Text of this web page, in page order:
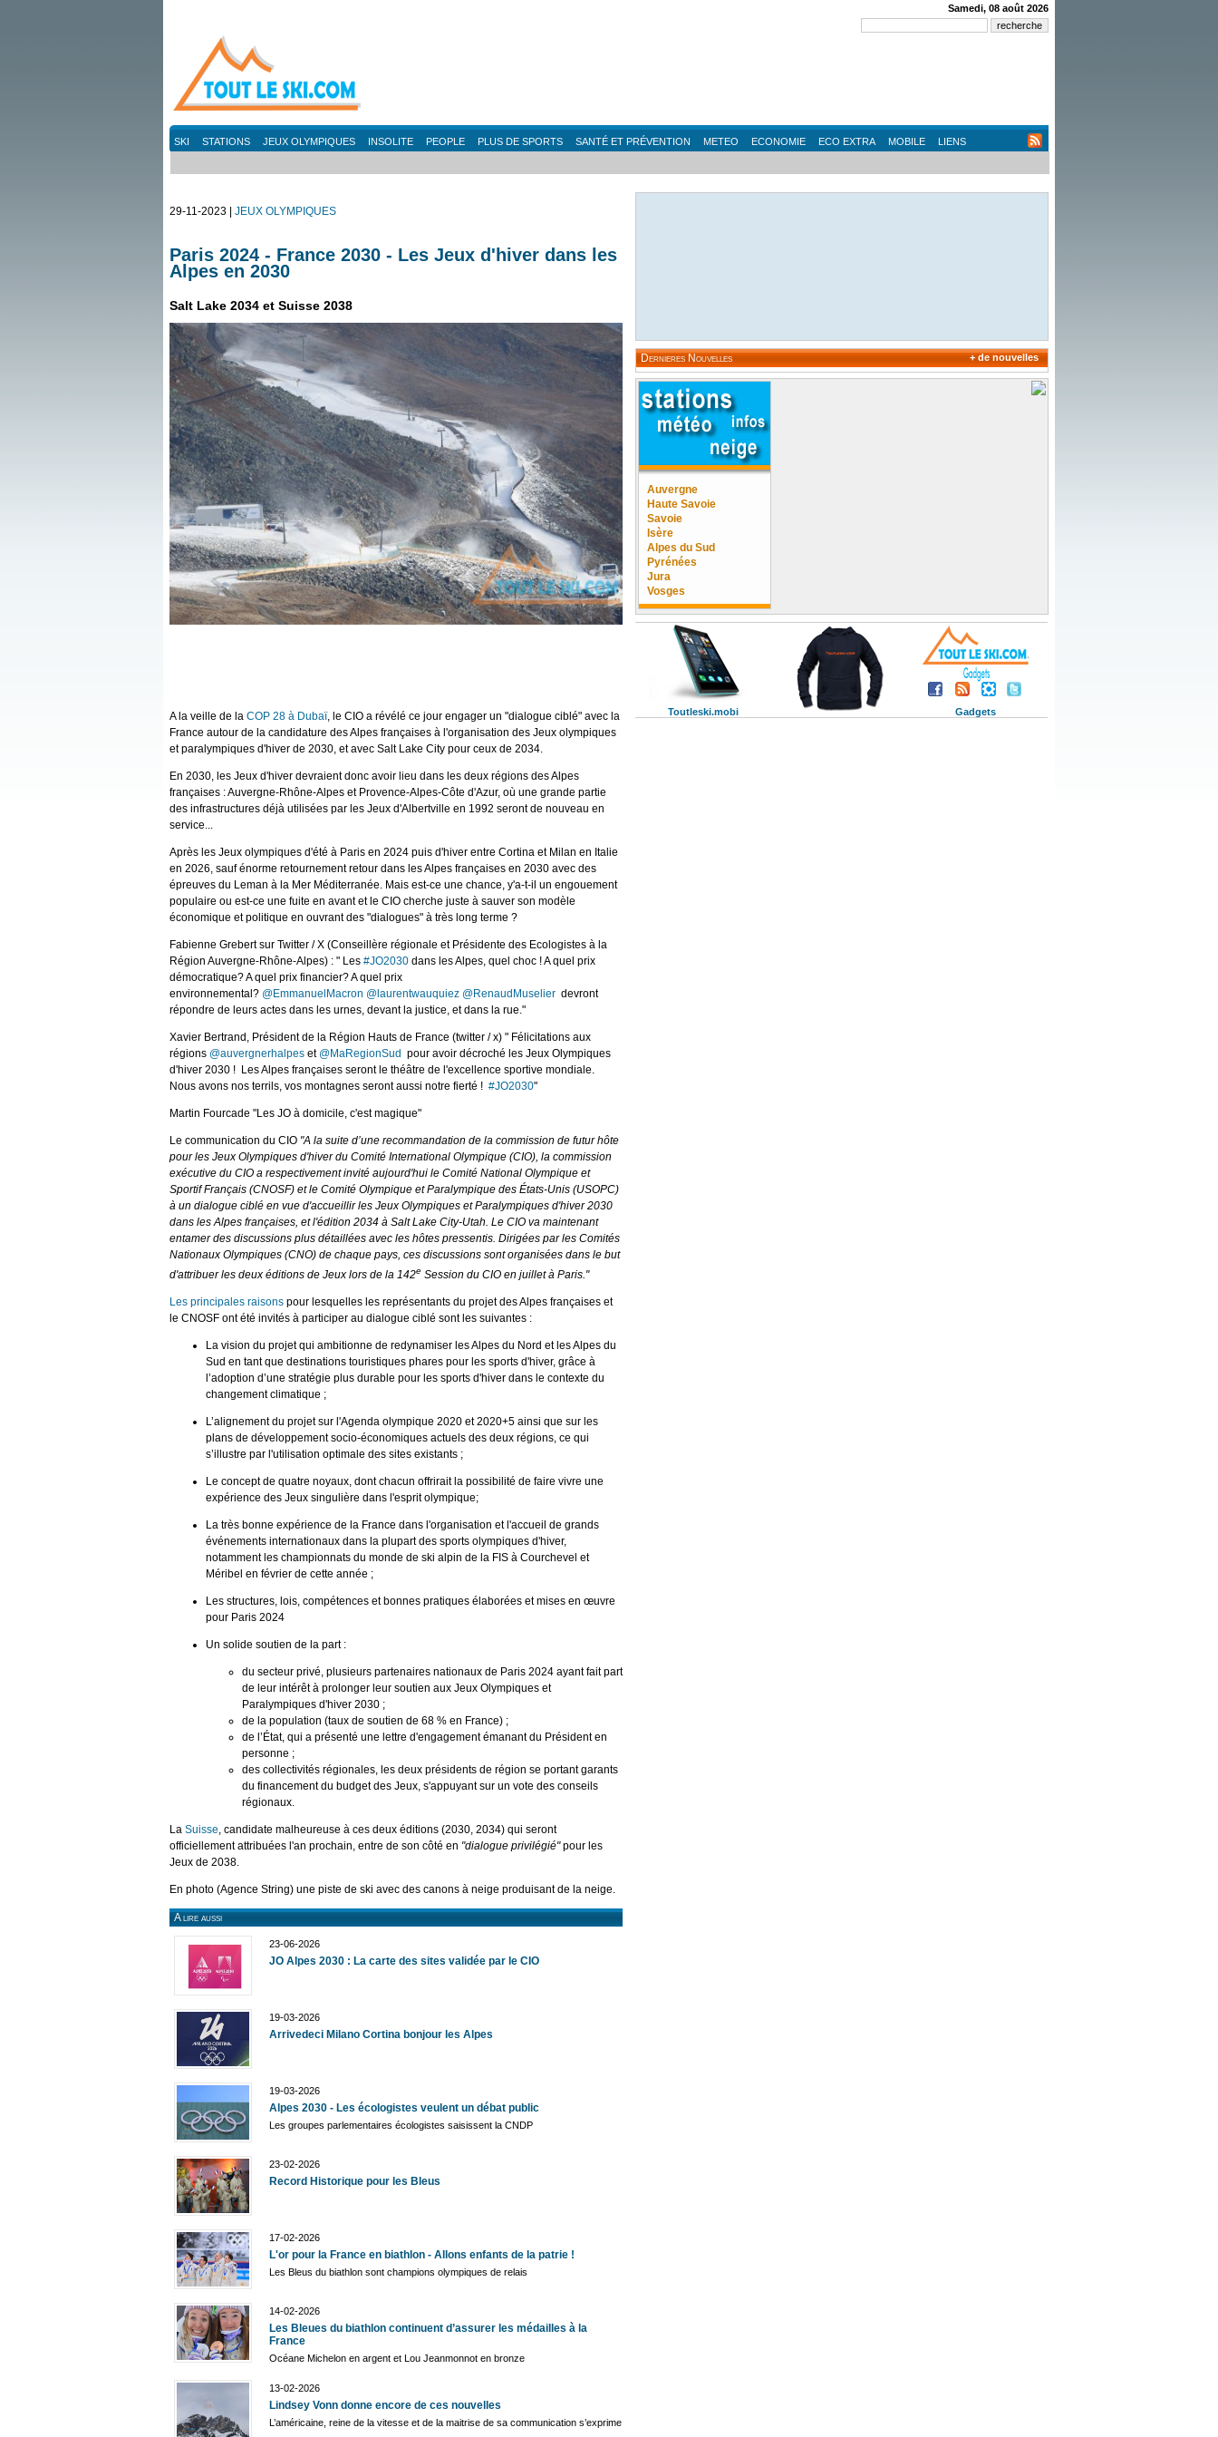
Samedi, 08 août 2026
SKI STATIONS JEUX OLYMPIQUES INSOLITE PEOPLE PLUS DE SPORTS SANTÉ ET PRÉVENTION METEO ECONOMIE ECO EXTRA MOBILE LIENS
29-11-2023 | JEUX OLYMPIQUES
Paris 2024 - France 2030 - Les Jeux d'hiver dans les
Alpes en 2030
Salt Lake 2034 et Suisse 2038
A la veille de la COP 28 à Dubaï, le CIO a révélé ce jour engager un "dialogue ciblé" avec la
France autour de la candidature des Alpes françaises à l'organisation des Jeux olympiques
et paralympiques d'hiver de 2030, et avec Salt Lake City pour ceux de 2034.
En 2030, les Jeux d'hiver devraient donc avoir lieu dans les deux régions des Alpes
françaises : Auvergne-Rhône-Alpes et Provence-Alpes-Côte d'Azur, où une grande partie
des infrastructures déjà utilisées par les Jeux d'Albertville en 1992 seront de nouveau en
service...
Après les Jeux olympiques d'été à Paris en 2024 puis d'hiver entre Cortina et Milan en Italie
en 2026, sauf énorme retournement retour dans les Alpes françaises en 2030 avec des
épreuves du Leman à la Mer Méditerranée. Mais est-ce une chance, y'a-t-il un engouement
populaire ou est-ce une fuite en avant et le CIO cherche juste à sauver son modèle
économique et politique en ouvrant des "dialogues" à très long terme ?
Fabienne Grebert sur Twitter / X (Conseillère régionale et Présidente des Ecologistes à la
Région Auvergne-Rhône-Alpes) : " Les #JO2030 dans les Alpes, quel choc ! A quel prix
démocratique? A quel prix financier? A quel prix
environnemental? @EmmanuelMacron @laurentwauquiez @RenaudMuselier devront
répondre de leurs actes dans les urnes, devant la justice, et dans la rue."
Xavier Bertrand, Président de la Région Hauts de France (twitter / x) " Félicitations aux
régions @auvergnerhalpes et @MaRegionSud pour avoir décroché les Jeux Olympiques
d'hiver 2030 ! Les Alpes françaises seront le théâtre de l'excellence sportive mondiale.
Nous avons nos terrils, vos montagnes seront aussi notre fierté ! #JO2030"
Martin Fourcade "Les JO à domicile, c'est magique"
Le communication du CIO "A la suite d’une recommandation de la commission de futur hôte
pour les Jeux Olympiques d'hiver du Comité International Olympique (CIO), la commission
exécutive du CIO a respectivement invité aujourd'hui le Comité National Olympique et
Sportif Français (CNOSF) et le Comité Olympique et Paralympique des États-Unis (USOPC)
à un dialogue ciblé en vue d'accueillir les Jeux Olympiques et Paralympiques d'hiver 2030
dans les Alpes françaises, et l'édition 2034 à Salt Lake City-Utah. Le CIO va maintenant
entamer des discussions plus détaillées avec les hôtes pressentis. Dirigées par les Comités
Nationaux Olympiques (CNO) de chaque pays, ces discussions sont organisées dans le but
d'attribuer les deux éditions de Jeux lors de la 142e Session du CIO en juillet à Paris."
Les principales raisons pour lesquelles les représentants du projet des Alpes françaises et
le CNOSF ont été invités à participer au dialogue ciblé sont les suivantes :
La vision du projet qui ambitionne de redynamiser les Alpes du Nord et les Alpes du
Sud en tant que destinations touristiques phares pour les sports d'hiver, grâce à
l’adoption d’une stratégie plus durable pour les sports d'hiver dans le contexte du
changement climatique ;
L’alignement du projet sur l'Agenda olympique 2020 et 2020+5 ainsi que sur les
plans de développement socio-économiques actuels des deux régions, ce qui
s’illustre par l'utilisation optimale des sites existants ;
Le concept de quatre noyaux, dont chacun offrirait la possibilité de faire vivre une
expérience des Jeux singulière dans l'esprit olympique;
La très bonne expérience de la France dans l'organisation et l'accueil de grands
événements internationaux dans la plupart des sports olympiques d'hiver,
notamment les championnats du monde de ski alpin de la FIS à Courchevel et
Méribel en février de cette année ;
Les structures, lois, compétences et bonnes pratiques élaborées et mises en œuvre
pour Paris 2024
Un solide soutien de la part :
du secteur privé, plusieurs partenaires nationaux de Paris 2024 ayant fait part
de leur intérêt à prolonger leur soutien aux Jeux Olympiques et
Paralympiques d'hiver 2030 ;
de la population (taux de soutien de 68 % en France) ;
de l’État, qui a présenté une lettre d'engagement émanant du Président en
personne ;
des collectivités régionales, les deux présidents de région se portant garants
du financement du budget des Jeux, s'appuyant sur un vote des conseils
régionaux.
La Suisse, candidate malheureuse à ces deux éditions (2030, 2034) qui seront
officiellement attribuées l'an prochain, entre de son côté en "dialogue privilégié"pour les
Jeux de 2038.
En photo (Agence String) une piste de ski avec des canons à neige produisant de la neige.
A lire aussi
23-06-2026
JO Alpes 2030 : La carte des sites validée par le CIO
19-03-2026
Arrivedeci Milano Cortina bonjour les Alpes
19-03-2026
Alpes 2030 - Les écologistes veulent un débat public
Les groupes parlementaires écologistes saisissent la CNDP
23-02-2026
Record Historique pour les Bleus
17-02-2026
L'or pour la France en biathlon - Allons enfants de la patrie !
Les Bleus du biathlon sont champions olympiques de relais
14-02-2026
Les Bleues du biathlon continuent d’assurer les médailles à la
France
Océane Michelon en argent et Lou Jeanmonnot en bronze
13-02-2026
Lindsey Vonn donne encore de ces nouvelles
L’américaine, reine de la vitesse et de la maitrise de sa communication s’exprime
Dernieres Nouvelles + de nouvelles
Auvergne
Haute Savoie
Savoie
Isère
Alpes du Sud
Pyrénées
Jura
Vosges
Toutleski.mobi Gadgets